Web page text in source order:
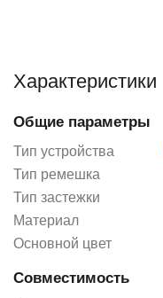
Характеристики
Общие параметры
Тип устройства
Тип ремешка
Тип застежки
Материал
Основной цвет
Совместимость